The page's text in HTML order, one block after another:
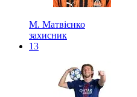
М. Матвієнко
захисник
13